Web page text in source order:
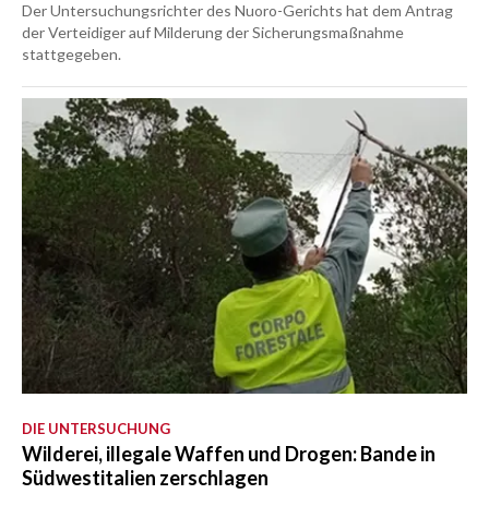
Der Untersuchungsrichter des Nuoro-Gerichts hat dem Antrag
der Verteidiger auf Milderung der Sicherungsmaßnahme
stattgegeben.
DIE UNTERSUCHUNG
Wilderei, illegale Waffen und Drogen: Bande in
Südwestitalien zerschlagen